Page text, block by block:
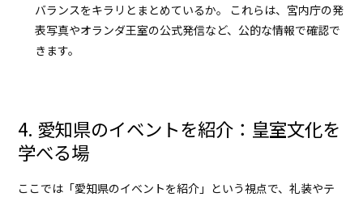
バランスをキラリとまとめているか。 これらは、宮内庁の発
表写真やオランダ王室の公式発信など、公的な情報で確認で
きます。
4. 愛知県のイベントを紹介：皇室文化を
学べる場
ここでは「愛知県のイベントを紹介」という視点で、礼装やテ